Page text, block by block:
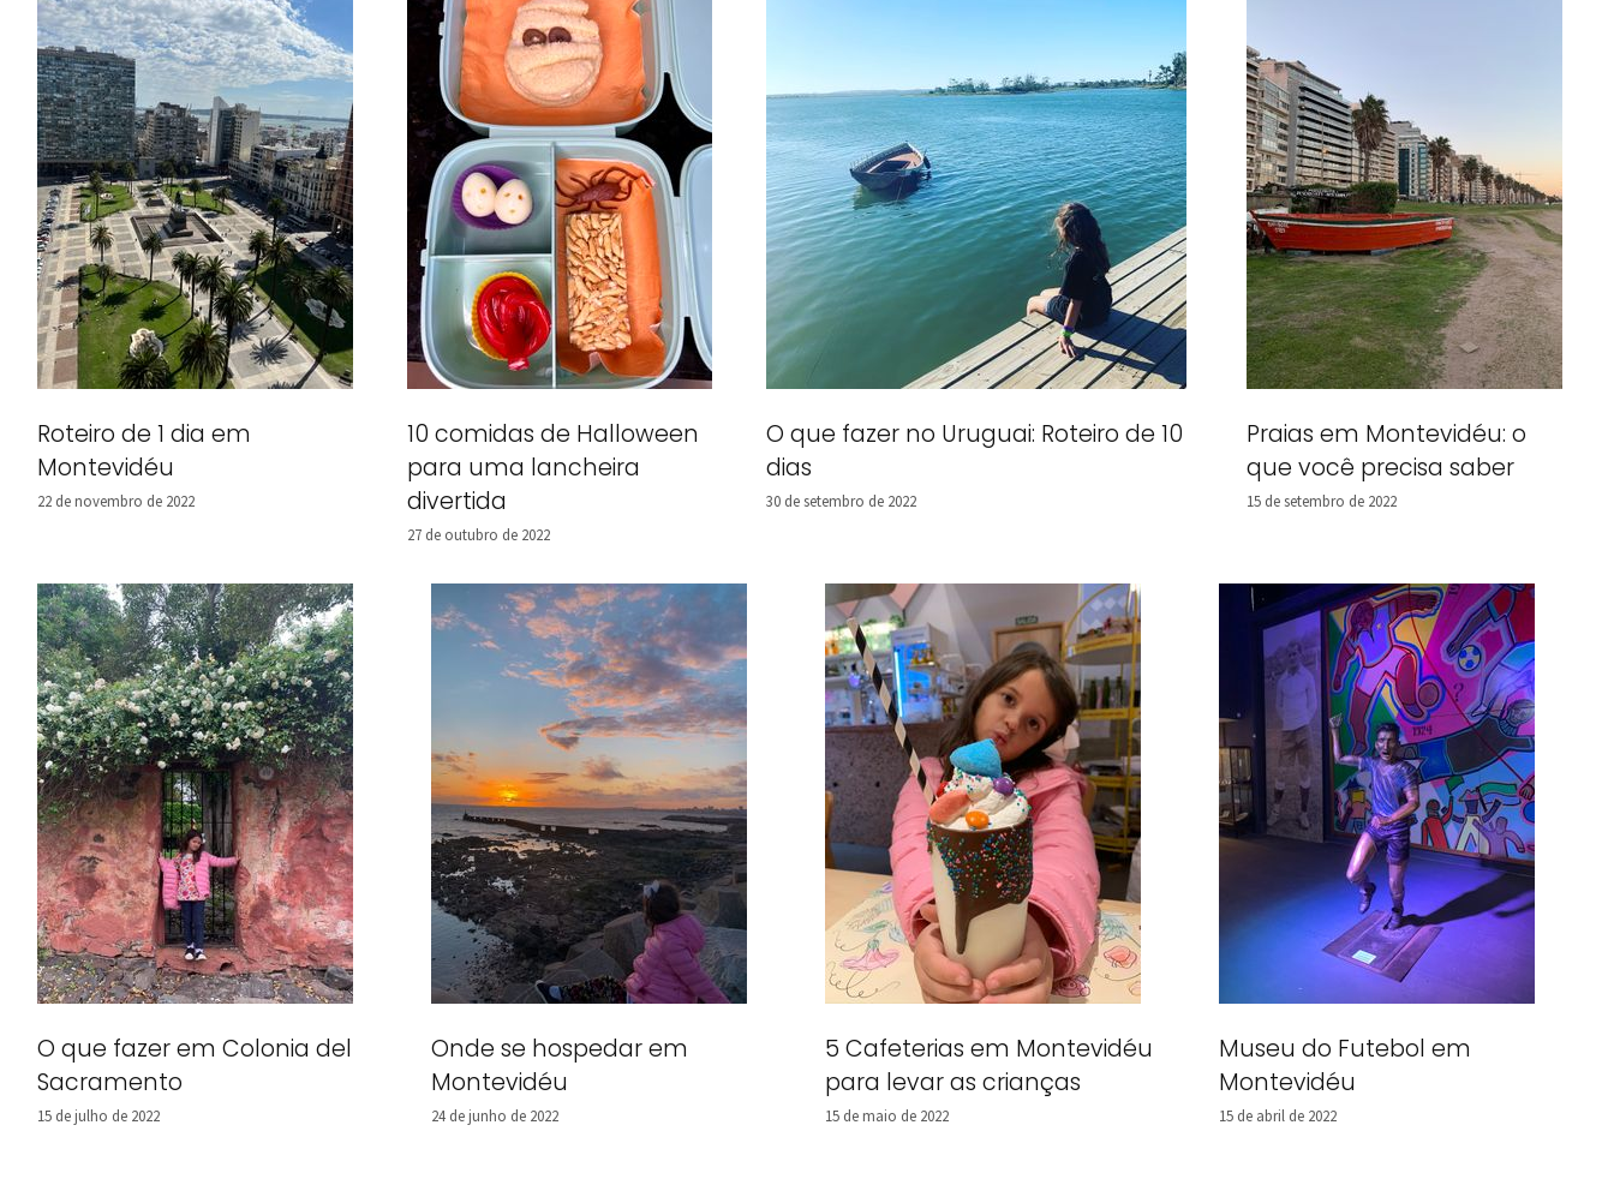
Roteiro de 1 dia em
Montevidéu
22 de novembro de 2022
10 comidas de Halloween
para uma lancheira
divertida
27 de outubro de 2022
O que fazer no Uruguai: Roteiro de 10
dias
30 de setembro de 2022
Praias em Montevidéu: o
que você precisa saber
15 de setembro de 2022
O que fazer em Colonia del
Sacramento
15 de julho de 2022
Onde se hospedar em
Montevidéu
24 de junho de 2022
5 Cafeterias em Montevidéu
para levar as crianças
15 de maio de 2022
Museu do Futebol em
Montevidéu
15 de abril de 2022